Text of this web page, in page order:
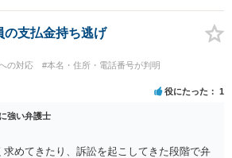
の支払金持ち逃げ
の対応
#本名・住所・電話番号が判明
役にたった 1
強い弁護士
めてきたり、訴訟を起こしてきた段階で弁